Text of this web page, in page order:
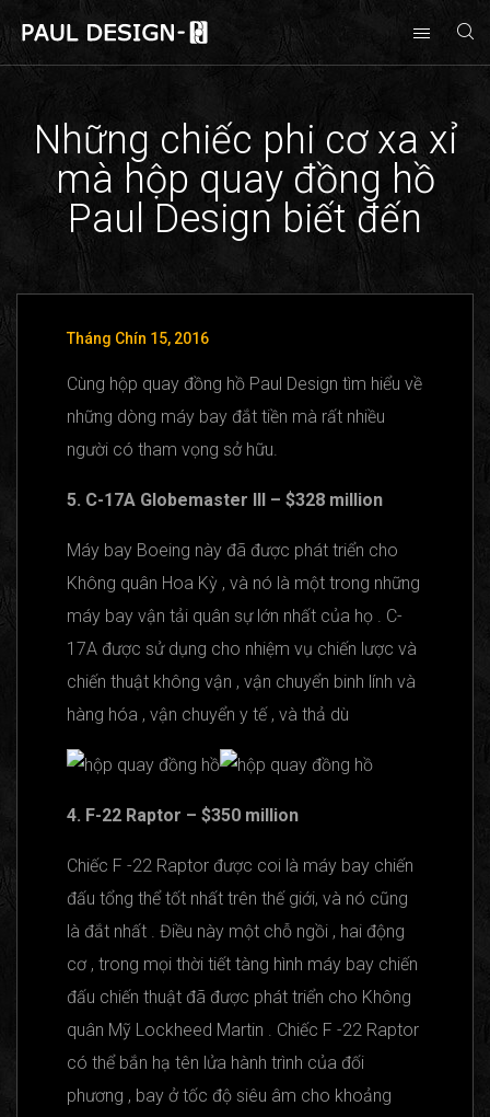
Những chiếc phi cơ xa xỉ
mà hộp quay đồng hồ
Paul Design biết đến
Tháng Chín 15, 2016
Cùng hộp quay đồng hồ Paul Design tìm hiểu về
những dòng máy bay đắt tiền mà rất nhiều
người có tham vọng sở hữu.
5. C-17A Globemaster III – $328 million
Máy bay Boeing này đã được phát triển cho
Không quân Hoa Kỳ , và nó là một trong những
máy bay vận tải quân sự lớn nhất của họ . C-
17A được sử dụng cho nhiệm vụ chiến lược và
chiến thuật không vận , vận chuyển binh lính và
hàng hóa , vận chuyển y tế , và thả dù
4. F-22 Raptor – $350 million
Chiếc F -22 Raptor được coi là máy bay chiến
đấu tổng thể tốt nhất trên thế giới, và nó cũng
là đắt nhất . Điều này một chỗ ngồi , hai động
cơ , trong mọi thời tiết tàng hình máy bay chiến
đấu chiến thuật đã được phát triển cho Không
quân Mỹ Lockheed Martin . Chiếc F -22 Raptor
có thể bắn hạ tên lửa hành trình của đối
phương , bay ở tốc độ siêu âm cho khoảng